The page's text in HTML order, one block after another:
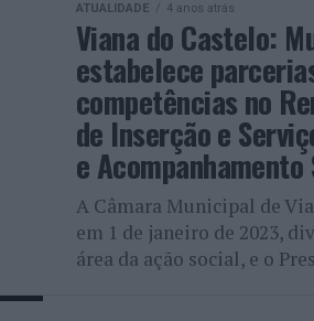
ATUALIDADE 4 anos atrás
Viana do Castelo:
estabelece
competências no
de Inserção e
e Acompanhamento
A Câmara Municipal de
em 1 de janeiro de 2023,
área da ação social, e o